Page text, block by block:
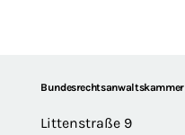
FooterBundesrechtsanwaltskammer
Littenstraße 9